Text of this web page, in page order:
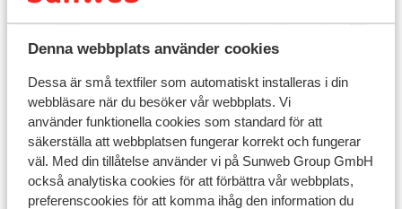
Denna webbplats använder cookies
Dessa är små textfiler som automatiskt installeras i din
webbläsare när du besöker vår webbplats. Vi
använder funktionella cookies som standard för att
säkerställa att webbplatsen fungerar korrekt och fungerar
väl. Med din tillåtelse använder vi på Sunweb Group GmbH
också analytiska cookies för att förbättra vår webbplats,
preferenscookies för att komma ihåg den information du
Visa på karta
I området